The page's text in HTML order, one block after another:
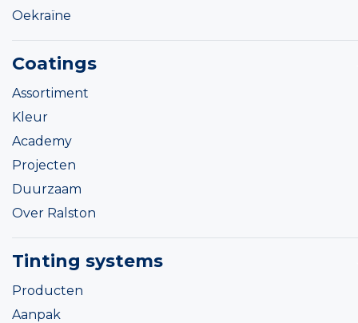
Oekraïne
Coatings
Assortiment
Kleur
Academy
Projecten
Duurzaam
Over Ralston
Tinting systems
Producten
Aanpak